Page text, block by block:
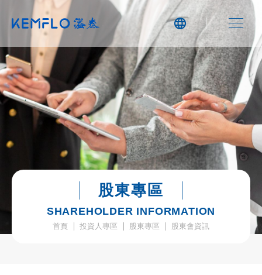
股東專區
SHAREHOLDER INFORMATION
首頁 投資人專區 股東專區 股東會資訊